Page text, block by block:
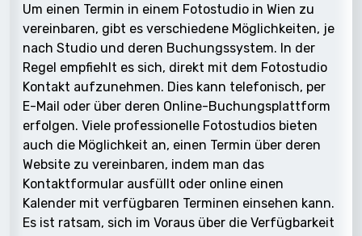
Um einen Termin in einem Fotostudio in Wien zu
vereinbaren, gibt es verschiedene Möglichkeiten, je
nach Studio und deren Buchungssystem. In der
Regel empfiehlt es sich, direkt mit dem Fotostudio
Kontakt aufzunehmen. Dies kann telefonisch, per
E-Mail oder über deren Online-Buchungsplattform
erfolgen. Viele professionelle Fotostudios bieten
auch die Möglichkeit an, einen Termin über deren
Website zu vereinbaren, indem man das
Kontaktformular ausfüllt oder online einen
Kalender mit verfügbaren Terminen einsehen kann.
Es ist ratsam, sich im Voraus über die Verfügbarkeit